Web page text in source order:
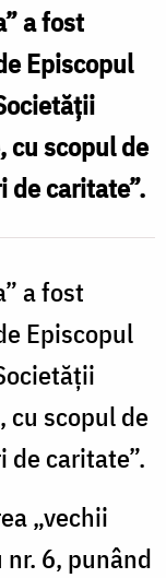
a fost
Episcopul
cu scopul de
de caritate”.
a fost
Episcopul
cu scopul de
de caritate”.
„vechii
6, punând